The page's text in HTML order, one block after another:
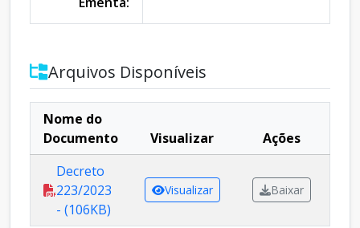
Arquivos Disponíveis
Nome do
Documento
Visualizar
Ações
Decreto
223/2023
- (106KB)
Visualizar Baixar